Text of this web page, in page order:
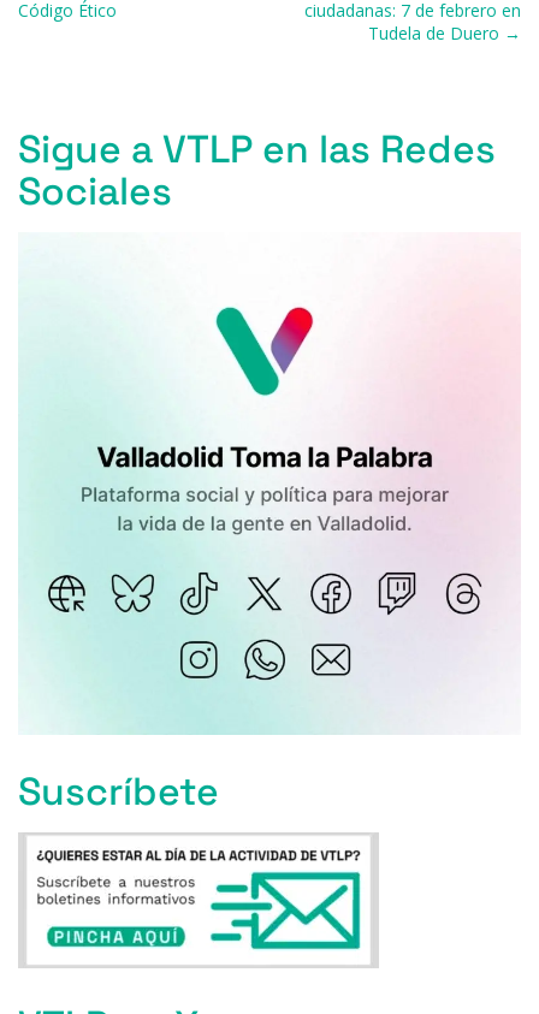
o
r
Código Ético
ciudadanas: 7 de febrero en
Tudela de Duero →
Sigue a VTLP en las Redes
Sociales
Suscríbete